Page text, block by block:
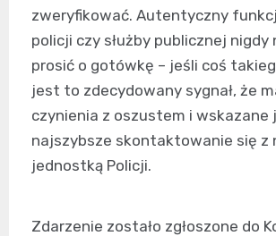
zweryfikować. Autentyczny
policji czy służby publicznej nigdy
prosić o gotówkę – jeśli coś
jest to zdecydowany sygnał, że
czynienia z oszustem i wskazane
najszybsze skontaktowanie się z
jednostką Policji.
Zdarzenie zostało zgłoszone do